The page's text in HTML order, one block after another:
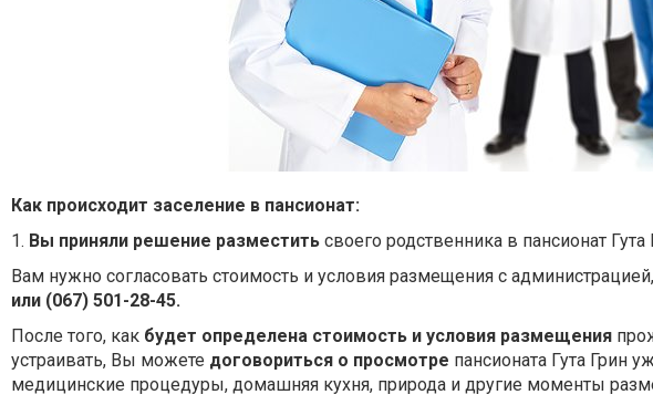
Как происходит заселение в пансионат:
1. Вы приняли решение разместить своего родственника в пансионат Гута
Вам нужно согласовать стоимость и условия размещения с
или (067) 501-28-45.
После того, как будет определена стоимость и условия размещения
устраивать, Вы можете договориться о просмотре пансионата Гута Грин
медицинские процедуры, домашняя кухня, природа и другие моменты